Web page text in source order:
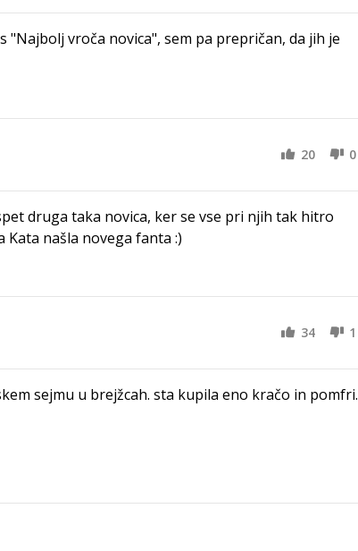
vroča novica", sem pa prepričan, da jih je
20 0
druga taka novica, ker se vse pri njih tak hitro
Kata našla novega fanta :)
34 1
sejmu u brejžcah. sta kupila eno kračo in pomfri.